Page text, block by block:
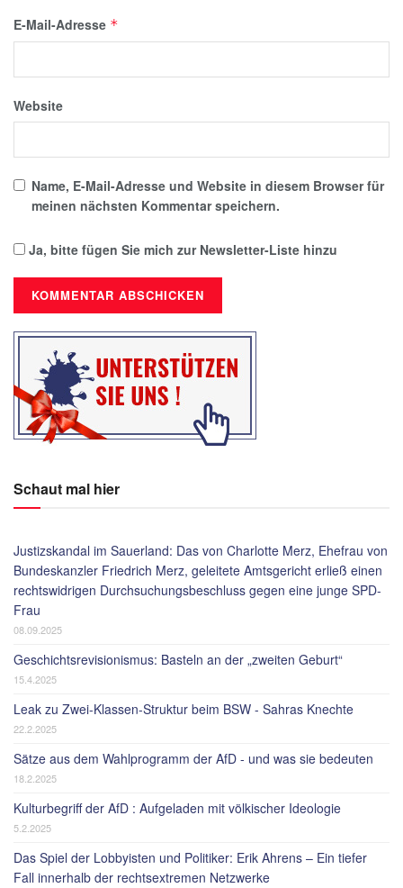
E-Mail-Adresse *
Website
Name, E-Mail-Adresse und Website in diesem Browser für
meinen nächsten Kommentar speichern.
Ja, bitte fügen Sie mich zur Newsletter-Liste hinzu
Schaut mal hier
Justizskandal im Sauerland: Das von Charlotte Merz, Ehefrau von
Bundeskanzler Friedrich Merz, geleitete Amtsgericht erließ einen
rechtswidrigen Durchsuchungsbeschluss gegen eine junge SPD-
Frau
08.09.2025
Geschichtsrevisionismus: Basteln an der „zweiten Geburt“
15.4.2025
Leak zu Zwei-Klassen-Struktur beim BSW - Sahras Knechte
22.2.2025
Sätze aus dem Wahlprogramm der AfD - und was sie bedeuten
18.2.2025
Kulturbegriff der AfD : Aufgeladen mit völkischer Ideologie
5.2.2025
Das Spiel der Lobbyisten und Politiker: Erik Ahrens – Ein tiefer
Fall innerhalb der rechtsextremen Netzwerke